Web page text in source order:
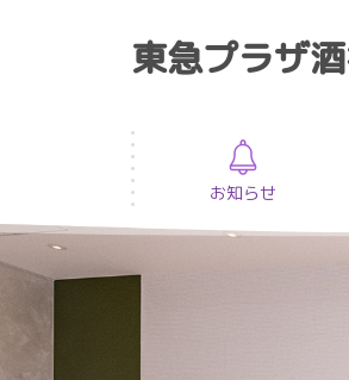
東急プラザ
お知らせ